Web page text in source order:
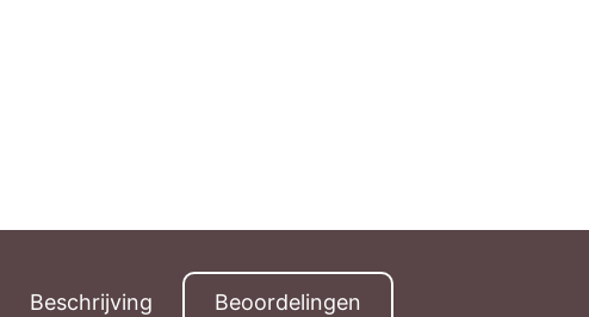
Beschrijving Beoordelingen